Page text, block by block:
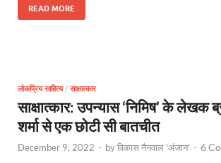
READ MORE
लोकप्रिय साहित्य/ साक्षात्कार
साक्षात्कार: उपन्यास ‘निमिष’ के लेखक
शर्मा से एक छोटी सी बातचीत
December 9, 2022 - byविकास नैनवाल 'अंजान' - 6